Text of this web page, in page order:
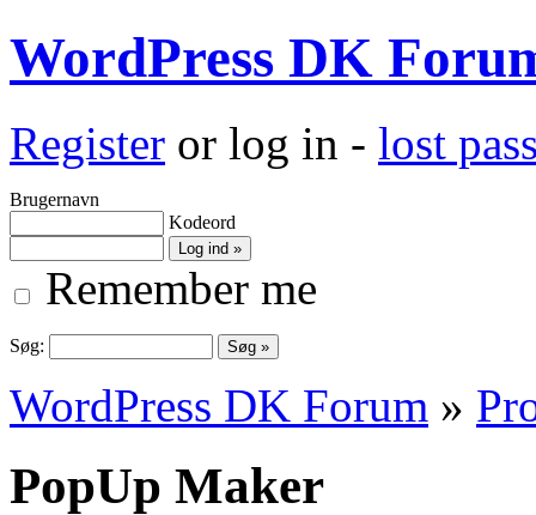
WordPress DK
Register or log in - lost
Brugernavn
Kodeord
Remember me
Søg:
WordPress DK Forum »
PopUp Maker